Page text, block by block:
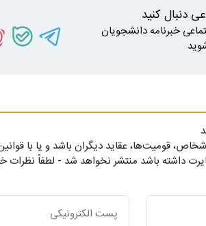
دنبال کنید
خبرنامه دانشجویان
قومیت‌ها، عقاید دیگران باشد و یا با
داشته باشد منتشر نخواهد شد - لطفاً نظرات